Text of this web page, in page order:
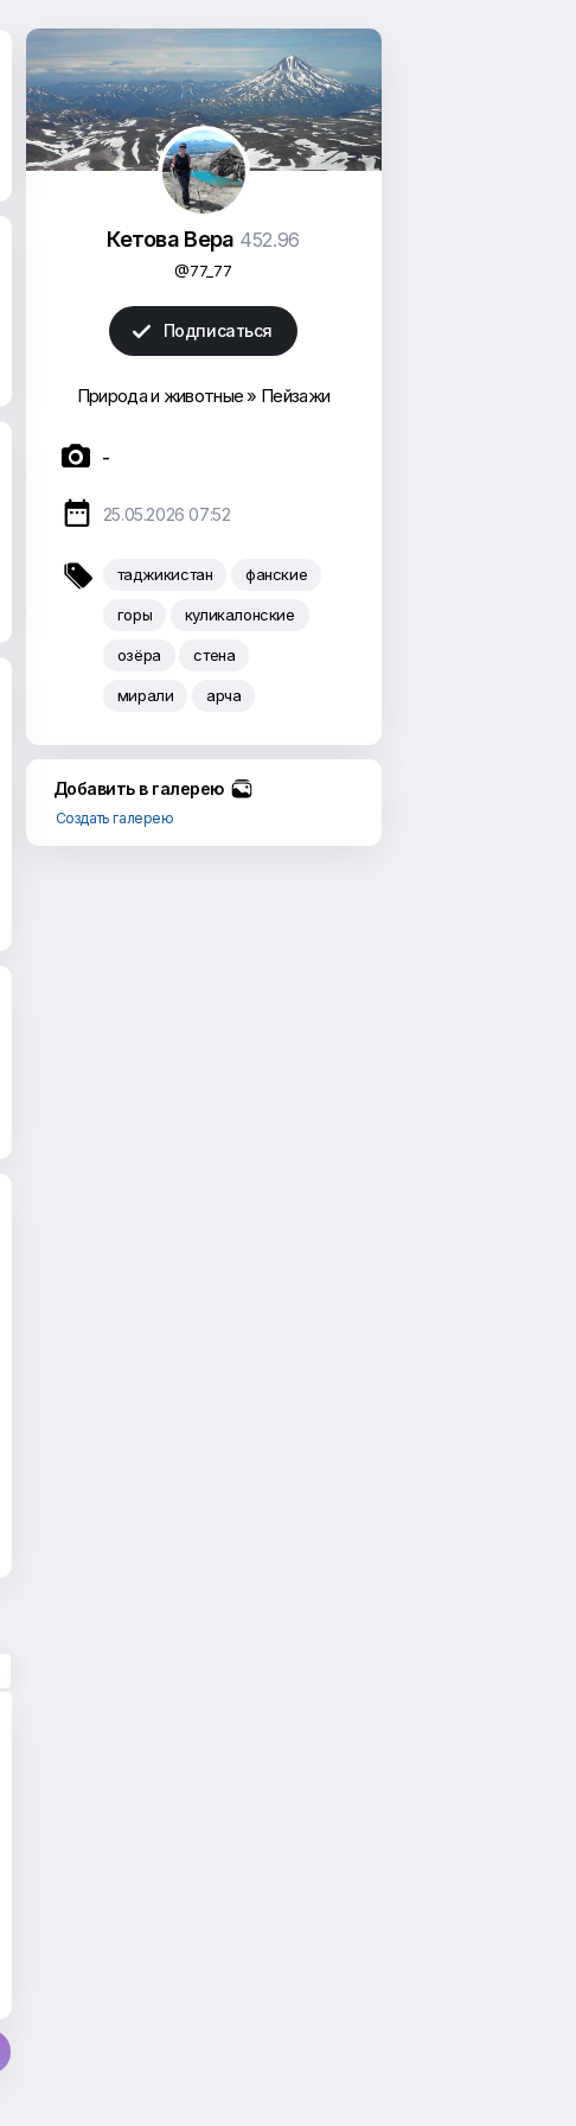
Кетова Вера 452.96
@77_77
 Подписаться
Природа и животные» Пейзажи
 -
 25.05.2026 07:52
 таджикистан фанские
горы куликалонские
озёра стена
мирали арча
Добавить в галерею
Создать галерею